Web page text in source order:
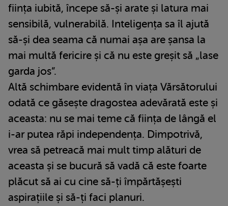
ființa iubită, începe să-și arate și latura mai
sensibilă, vulnerabilă. Inteligența sa îl ajută
să-și dea seama că numai așa are șansa la
mai multă fericire și că nu este greșit să „lase
garda jos”.
Altă schimbare evidentă în viața Vărsătorului
odată ce găsește dragostea adevărată este și
aceasta: nu se mai teme că ființa de lângă el
i-ar putea răpi independența. Dimpotrivă,
vrea să petreacă mai mult timp alături de
aceasta și se bucură să vadă că este foarte
plăcut să ai cu cine să-ți împărtășești
aspirațiile și să-ți faci planuri.